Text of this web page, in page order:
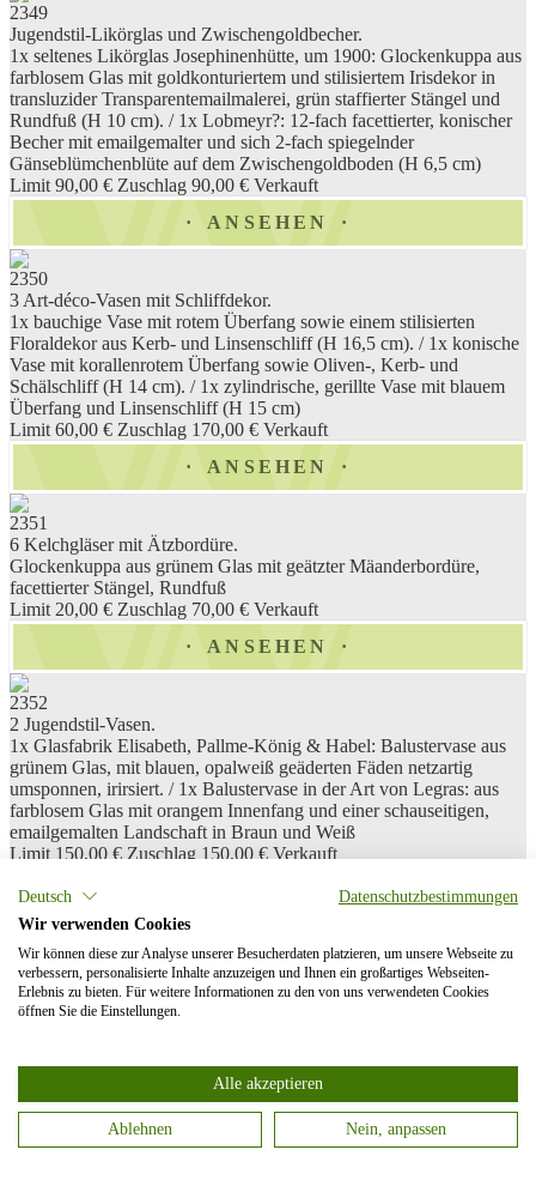
2349
Jugendstil-Likörglas und Zwischengoldbecher.
1x seltenes Likörglas Josephinenhütte, um 1900: Glockenkuppa aus
farblosem Glas mit goldkonturiertem und stilisiertem Irisdekor in
transluzider Transparentemailmalerei, grün staffierter Stängel und
Rundfuß (H 10 cm). / 1x Lobmeyr?: 12-fach facettierter, konischer
Becher mit emailgemalter und sich 2-fach spiegelnder
Gänseblümchenblüte auf dem Zwischengoldboden (H 6,5 cm)
Limit 90,00 € Zuschlag 90,00 € Verkauft
ANSEHEN
2350
3 Art-déco-Vasen mit Schliffdekor.
1x bauchige Vase mit rotem Überfang sowie einem stilisierten
Floraldekor aus Kerb- und Linsenschliff (H 16,5 cm). / 1x konische
Vase mit korallenrotem Überfang sowie Oliven-, Kerb- und
Schälschliff (H 14 cm). / 1x zylindrische, gerillte Vase mit blauem
Überfang und Linsenschliff (H 15 cm)
Limit 60,00 € Zuschlag 170,00 € Verkauft
ANSEHEN
2351
6 Kelchgläser mit Ätzbordüre.
Glockenkuppa aus grünem Glas mit geätzter Mäanderbordüre,
facettierter Stängel, Rundfuß
Limit 20,00 € Zuschlag 70,00 € Verkauft
ANSEHEN
2352
2 Jugendstil-Vasen.
1x Glasfabrik Elisabeth, Pallme-König & Habel: Balustervase aus
grünem Glas, mit blauen, opalweiß geäderten Fäden netzartig
umsponnen, irirsiert. / 1x Balustervase in der Art von Legras: aus
farblosem Glas mit orangem Innenfang und einer schauseitigen,
emailgemalten Landschaft in Braun und Weiß
Limit 150,00 € Zuschlag 150,00 € Verkauft
2353
3 Jugendstil-Vasen.
1x Enghalsvase aus farblosem Glas mit opalweißem Innenfang, am
Korpus roten Farbeinschmelzungen in der Zwischenschicht und
opalweißem Innenfang und violettem, aufgeschmolzenem
Fadennetz, irisiert (H 14 cm). / 1x kleine Vase aus farblosem Glas
mit violetten und silbergelben, schlierig verzogenen
Kröseleinschmelzungen, irisiert (H 10 cm)
Deutsch
Datenschutzbestimmungen
Wir verwenden Cookies
Wir können diese zur Analyse unserer Besucherdaten platzieren, um unsere Webseite zu
verbessern, personalisierte Inhalte anzuzeigen und Ihnen ein großartiges Webseiten-
Erlebnis zu bieten. Für weitere Informationen zu den von uns verwendeten Cookies
öffnen Sie die Einstellungen.
Alle akzeptieren
Ablehnen Nein, anpassen